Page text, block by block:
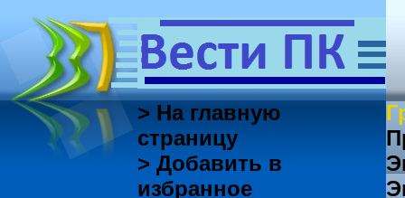
> На главную
страницу
> Добавить в
избранное